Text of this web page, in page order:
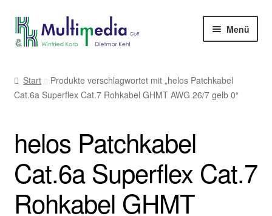
Zur
Navigation
Zum
Inhalt
Menü
Start
Produkte verschlagwortet mit „helos Patchkabel
Cat.6a Superflex Cat.7 Rohkabel GHMT AWG 26/7 gelb 0“
helos Patchkabel
Cat.6a Superflex Cat.7
Rohkabel GHMT